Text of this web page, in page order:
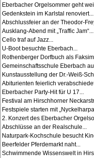
Eberbacher Orgelsommer geht
Gedenkstein im Karlstal renoviert...
Abschlussfeier an der Theodor-
Ausklang-Abend mit „Traffic Jam“...
Cello traf auf Jazz...
U-Boot besuchte Eberbach...
Rothenberger Dorfbuch als
Gemeinschaftsschule Eberbach
Kunstausstellung der Dr.-Weiß-
Abiturienten feierlich
Eberbacher Party-Hit für U 17...
Festival am Hirschhorner
Festspiele starten mit
2. Konzert des Eberbacher
Abschlüsse an der Realschule...
Naturpark-Kochschule besucht
Beerfelder Pferdemarkt naht...
Schwimmende Wissenswelt in